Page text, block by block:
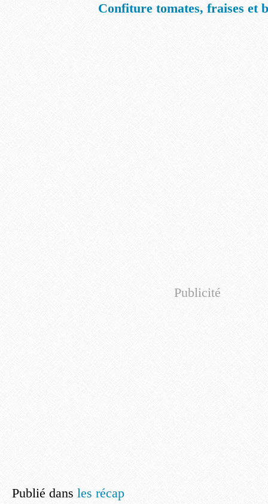
Confiture tomates, fraises et
Publicité
Publié dans les récap